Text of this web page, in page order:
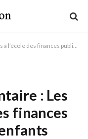
finances publiques pour les enfants
: Les
finances